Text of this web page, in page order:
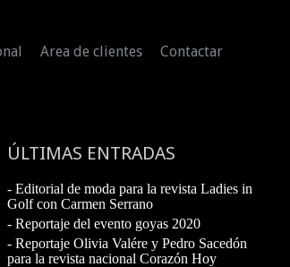
Area de clientes Contactar
ÚLTIMAS ENTRADAS
- Editorial de moda para la revista Ladies in
Golf con Carmen Serrano
- Reportaje del evento goyas 2020
- Reportaje Olivia Valére y Pedro Sacedón
para la revista nacional Corazón Hoy